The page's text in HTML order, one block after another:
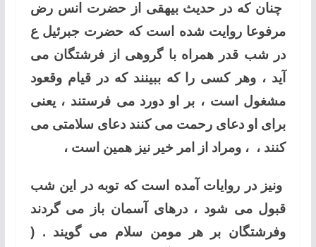
چنان که در حدیث بیهقی از حضرت انس رض
مرفوعا روایت شده است که حضرت جبرئیل ع
در شب قدر همراه با گروهی از فرشتگان می
آید ، وهر کسی را که ببینند که در قیام وقعود
مشغول است ، بر او دورد می فرستند ، یعنی
برای او دعای رحمت می کنند دعای سلامتی می
کنند ، ، ومراد از امر خیر نیز همین است ،
ونیز در روایات آمده است که توبه در این شب
قبول می شود ، درهای آسمان باز می گردند
وفرشتگان بر هر مومن سلام می گویند . (